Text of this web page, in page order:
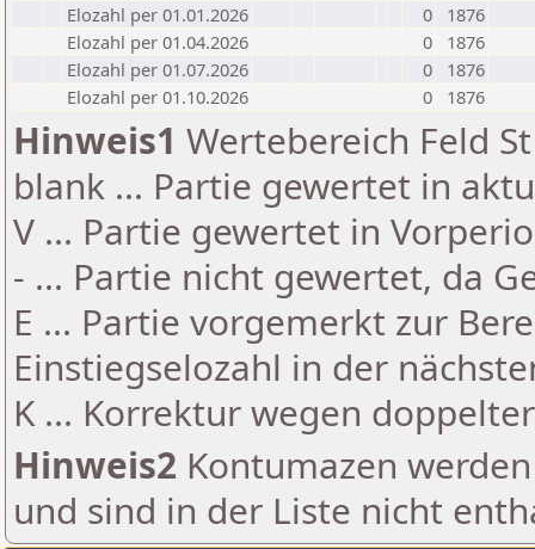
Elozahl per 01.01.2026
0
1876
Elozahl per 01.04.2026
0
1876
Elozahl per 01.07.2026
0
1876
Elozahl per 01.10.2026
0 1876
Hinweis1 Wertebereich Feld
blank ... Partie gewertet in
V ... Partie gewertet in
- ... Partie nicht gewertet, da
E ... Partie vorgemerkt zur
Einstiegselozahl in der
K ... Korrektur wegen
Hinweis2 Kontumazen
und sind in der Liste nicht